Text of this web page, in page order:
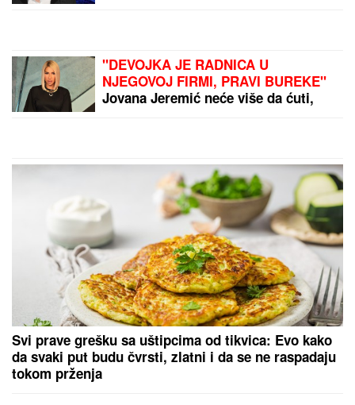
"DEVOJKA JE RADNICA U
NJEGOVOJ FIRMI, PRAVI BUREKE"
Jovana Jeremić neće više da ćuti,
Svi prave grešku sa uštipcima od tikvica: Evo kako
da svaki put budu čvrsti, zlatni i da se ne raspadaju
tokom prženja